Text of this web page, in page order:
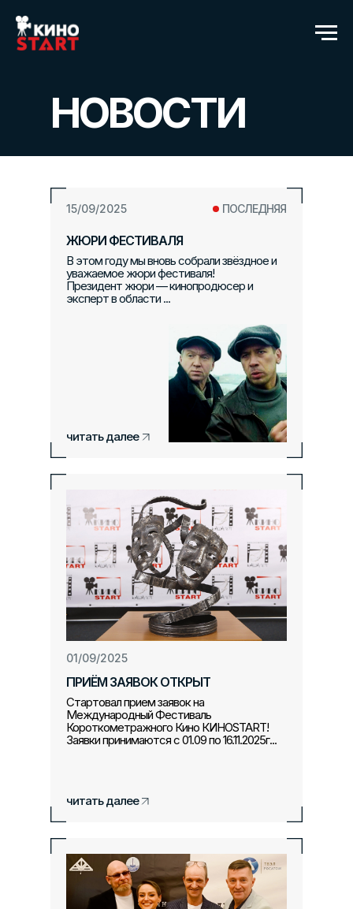
НОВОСТИ
читать далее
ЖЮРИ ФЕСТИВАЛЯ
15/09/2025
В этом году мы вновь собрали звёздное и
уважаемое жюри фестиваля!
Президент жюри — кинопродюсер и
эксперт в области ...
ПОСЛЕДНЯЯ
ПРИЁМ ЗАЯВОК ОТКРЫТ
Стартовал прием заявок на
Международный Фестиваль
Короткометражного Кино КИНОSTART!
Заявки принимаются с 01.09 по 16.11.2025г...
01/09/2025
читать далее